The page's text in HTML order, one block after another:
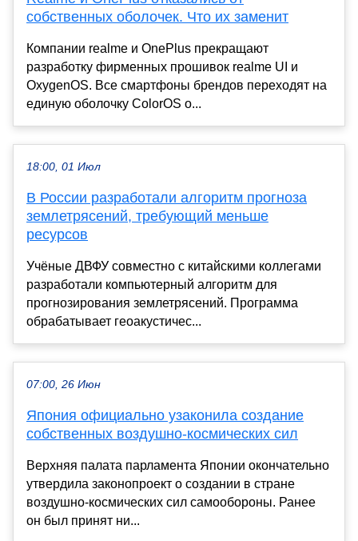
собственных оболочек. Что их заменит
Компании realme и OnePlus прекращают
разработку фирменных прошивок realme UI и
OxygenOS. Все смартфоны брендов переходят на
единую оболочку ColorOS о...
18:00, 01 Июл
В России разработали алгоритм прогноза
землетрясений, требующий меньше
ресурсов
Учёные ДВФУ совместно с китайскими коллегами
разработали компьютерный алгоритм для
прогнозирования землетрясений. Программа
обрабатывает геоакустичес...
07:00, 26 Июн
Япония официально узаконила создание
собственных воздушно-космических сил
Верхняя палата парламента Японии окончательно
утвердила законопроект о создании в стране
воздушно-космических сил самообороны. Ранее
он был принят ни...